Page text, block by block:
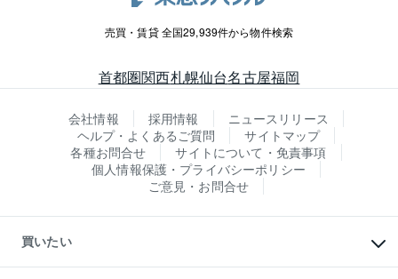
売買・賃貸 全国29,939件から物件検索
首都圏関西札幌仙台名古屋福岡
会社情報 採用情報
ニュースリリース
ヘルプ・よくあるご質問
サイトマップ
各種お問合せ
サイトについて・免責事項
個人情報保護・プライバシーポリシー
ご意見・お問合せ
買いたい